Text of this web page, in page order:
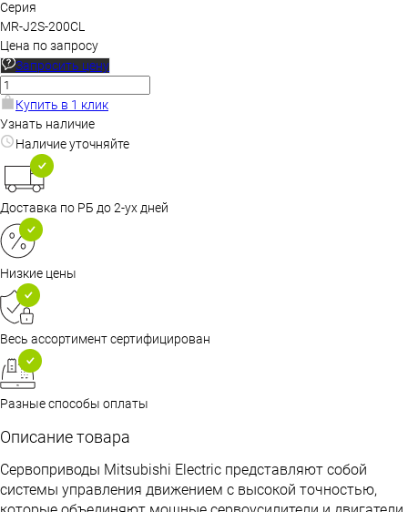
Серия
MR-J2S-200CL
Цена по запросу
Запросить цену
Купить в 1 клик
Узнать наличие
Наличие уточняйте
Доставка по РБ до 2-ух дней
Низкие цены
Весь ассортимент сертифицирован
Разные способы оплаты
Описание товара
Сервоприводы Mitsubishi Electric представляют собой
системы управления движением с высокой точностью,